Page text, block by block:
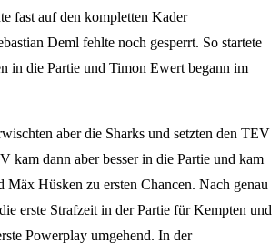
fast auf den kompletten Kader
Deml fehlte noch gesperrt. So startete
in die Partie und Timon Ewert begann im
aber die Sharks und setzten den TEV
kam dann aber besser in die Partie und kam
Mäx Hüsken zu ersten Chancen. Nach genau
erste Strafzeit in der Partie für Kempten und
Powerplay umgehend. In der